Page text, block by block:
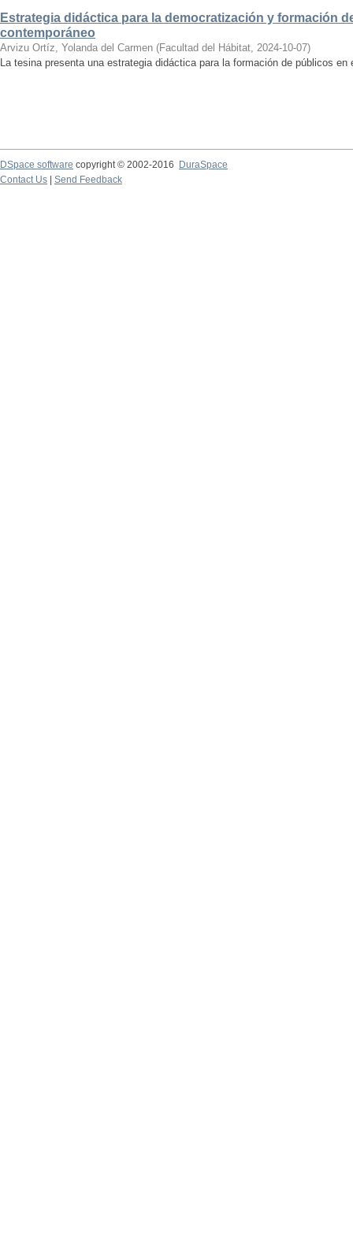
Estrategia didáctica para la democratización y formación
contemporáneo
Arvizu Ortíz, Yolanda del Carmen (Facultad del Hábitat, 2024-10-07)
La tesina presenta una estrategia didáctica para la formación de públicos en
DSpace software copyright © 2002-2016
DuraSpace
Contact Us
Send Feedback